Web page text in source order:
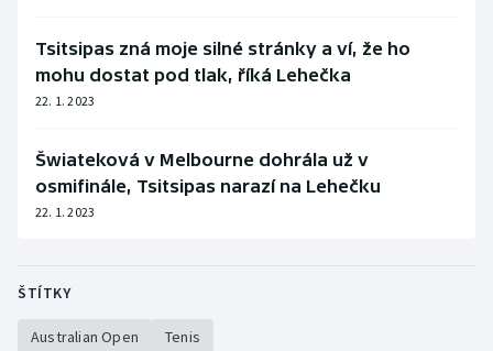
Tsitsipas zná moje silné stránky a ví, že ho
mohu dostat pod tlak, říká Lehečka
22. 1. 2023
Šwiateková v Melbourne dohrála už v
osmifinále, Tsitsipas narazí na Lehečku
22. 1. 2023
ŠTÍTKY
Australian Open Tenis